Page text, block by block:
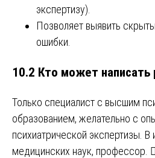
экспертизу).
Позволяет выявить
ошибки.
10.2 Кто может
Только специалист с высшим
образованием, желательно с
психиатрической экспертизы.
медицинских наук, профессор.